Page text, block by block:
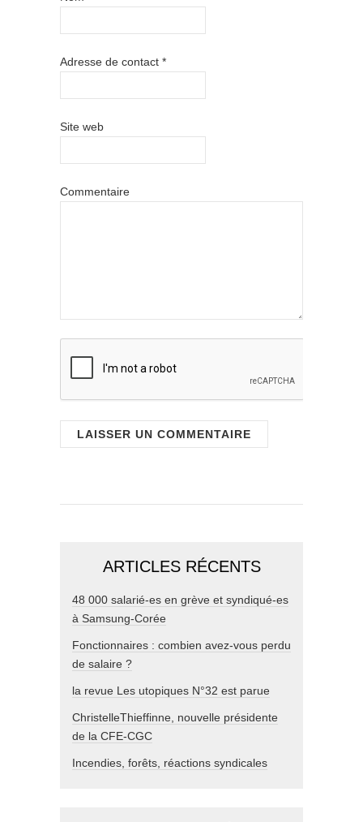
Adresse de contact *
Site web
Commentaire
ARTICLES RÉCENTS
48 000 salarié-es en grève et syndiqué-es
à Samsung-Corée
Fonctionnaires : combien avez-vous perdu
de salaire ?
la revue Les utopiques N°32 est parue
ChristelleThieffinne, nouvelle présidente
de la CFE-CGC
Incendies, forêts, réactions syndicales